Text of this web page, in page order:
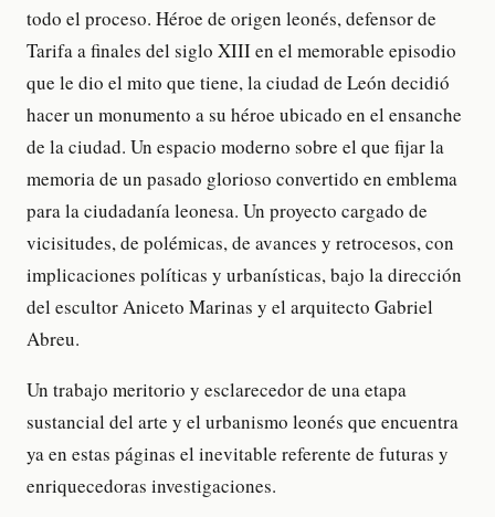
todo el proceso. Héroe de origen leonés, defensor de
Tarifa a finales del siglo XIII en el memorable episodio
que le dio el mito que tiene, la ciudad de León decidió
hacer un monumento a su héroe ubicado en el ensanche
de la ciudad. Un espacio moderno sobre el que fijar la
memoria de un pasado glorioso convertido en emblema
para la ciudadanía leonesa. Un proyecto cargado de
vicisitudes, de polémicas, de avances y retrocesos, con
implicaciones políticas y urbanísticas, bajo la dirección
del escultor Aniceto Marinas y el arquitecto Gabriel
Abreu.
Un trabajo meritorio y esclarecedor de una etapa
sustancial del arte y el urbanismo leonés que encuentra
ya en estas páginas el inevitable referente de futuras y
enriquecedoras investigaciones.